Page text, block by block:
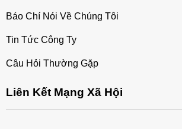
Báo Chí Nói Về Chúng Tôi
Tin Tức Công Ty
Câu Hỏi Thường Gặp
Liên Kết Mạng Xã Hội